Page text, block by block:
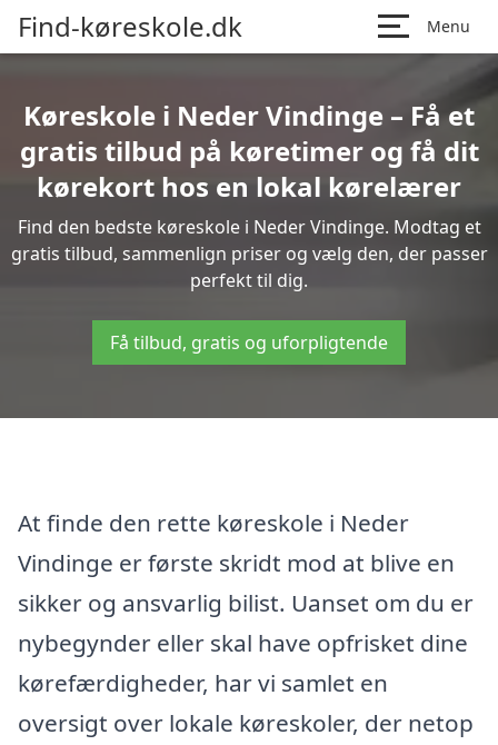
Find-køreskole.dk Menu
Køreskole i Neder Vindinge – Få et
gratis tilbud på køretimer og få dit
kørekort hos en lokal kørelærer
Find den bedste køreskole i Neder Vindinge. Modtag et
gratis tilbud, sammenlign priser og vælg den, der passer
perfekt til dig.
Få tilbud, gratis og uforpligtende
At finde den rette køreskole i Neder
Vindinge er første skridt mod at blive en
sikker og ansvarlig bilist. Uanset om du er
nybegynder eller skal have opfrisket dine
kørefærdigheder, har vi samlet en
oversigt over lokale køreskoler, der netop